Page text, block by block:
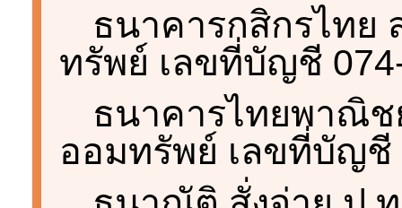
ธนาคารกสิกรไทย
ทรัพย์ เลขที่บัญชี
ธนาคารไทยพาณิ
ออมทรัพย์ เลขที่บัญชี